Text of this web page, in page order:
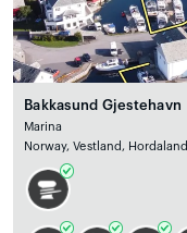
Bakkasund Gjestehavn
Marina
Norway, Vestland, Hordaland